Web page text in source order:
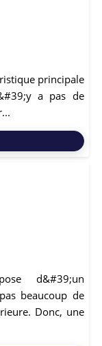
principale
a pas de
d&#39;un
beaucoup de
Donc, une